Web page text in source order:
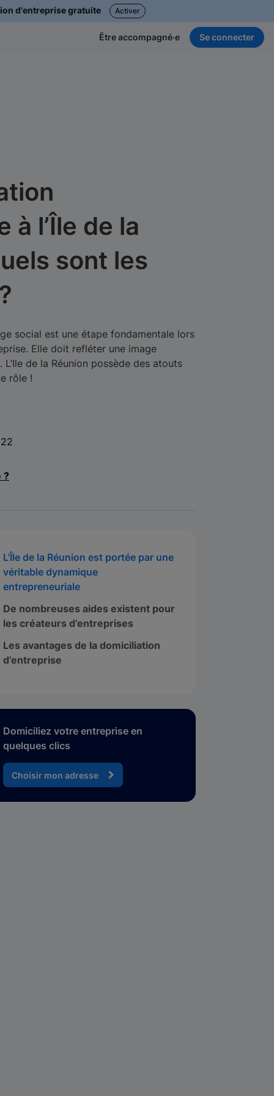
d'entreprise gratuite Activer
Être accompagné·e Se connecter
à l’Île de la
sont les
social est une étape fondamentale lors
Elle doit refléter une image
de la Réunion possède des atouts
rôle !
?
L’Île de la Réunion est portée par une
véritable dynamique
entrepreneuriale
De nombreuses aides existent pour
les créateurs d’entreprises
Les avantages de la domiciliation
d’entreprise
Domiciliez votre entreprise en
quelques clics
Choisir mon adresse